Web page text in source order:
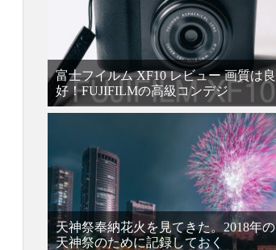
富士フイルム XF10 レビュー 画質は良
好！FUJIFILMの高級コンデジ
天神祭奉納花火を見てきた。2018年の
天神祭のために記録しておく